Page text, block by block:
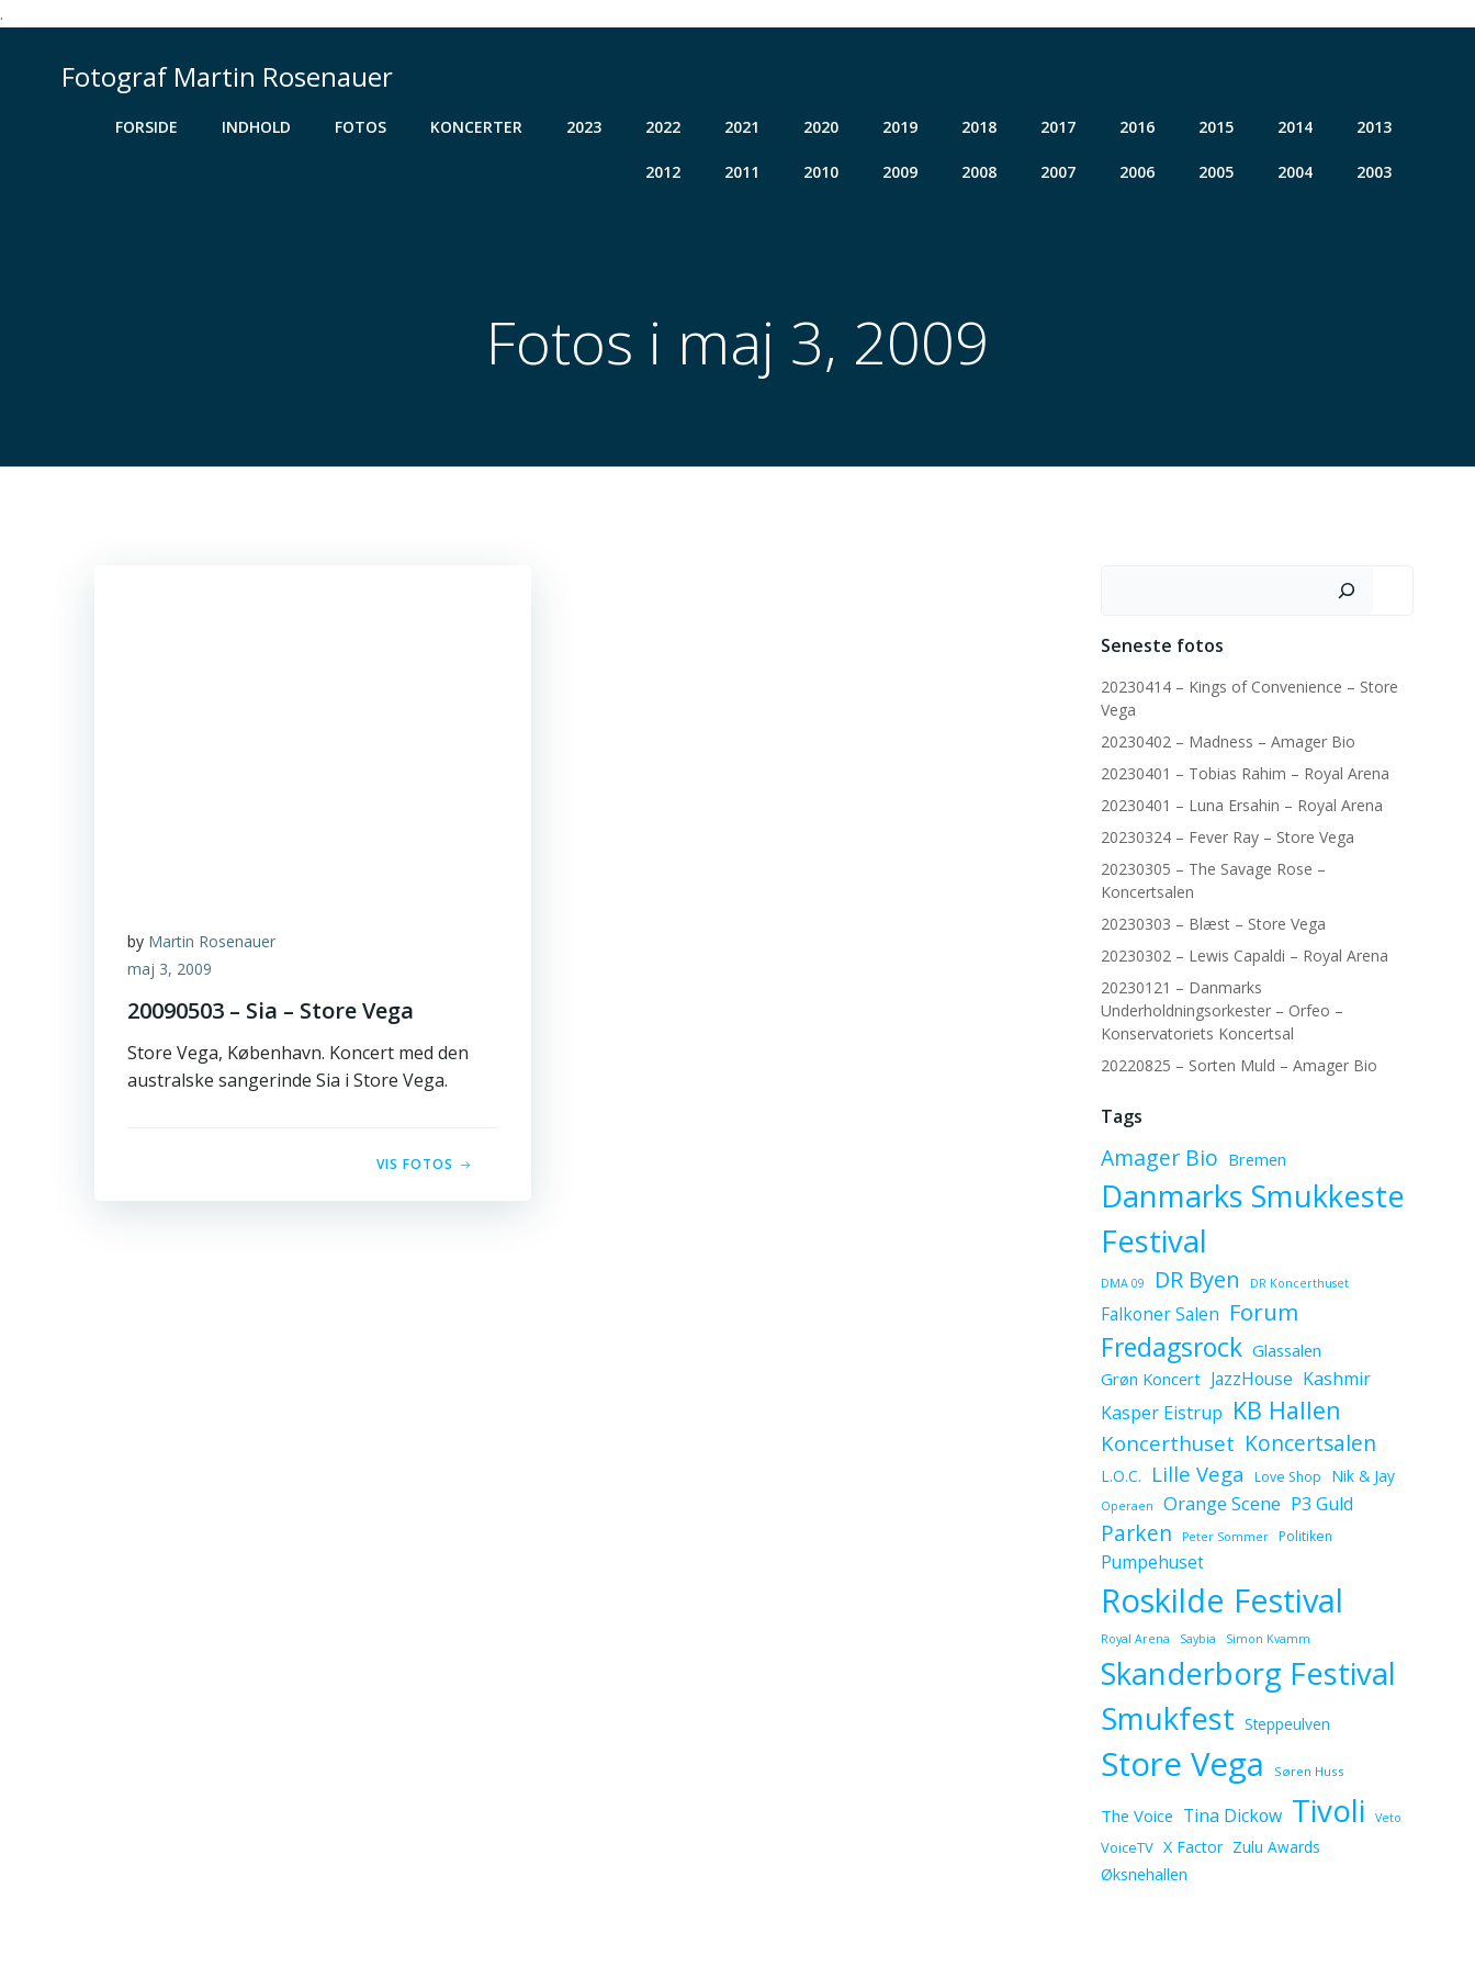
.
Fotograf Martin Rosenauer
FORSIDE INDHOLD FOTOS KONCERTER 2023 2022 2021 2020 2019 2018 2017 2016 2015 2014 2013
2012 2011 2010 2009 2008 2007 2006 2005 2004 2003
Fotos i maj 3, 2009
by Martin Rosenauer
maj 3, 2009
20090503 – Sia – Store Vega
Store Vega, København. Koncert med den
australske sangerinde Sia i Store Vega.
VIS FOTOS
Seneste fotos
20230414 – Kings of Convenience – Store
Vega
20230402 – Madness – Amager Bio
20230401 – Tobias Rahim – Royal Arena
20230401 – Luna Ersahin – Royal Arena
20230324 – Fever Ray – Store Vega
20230305 – The Savage Rose –
Koncertsalen
20230303 – Blæst – Store Vega
20230302 – Lewis Capaldi – Royal Arena
20230121 – Danmarks
Underholdningsorkester – Orfeo –
Konservatoriets Koncertsal
20220825 – Sorten Muld – Amager Bio
Tags
Amager Bio Bremen
Danmarks Smukkeste
Festival
DMA 09 DR Byen DR Koncerthuset
Falkoner Salen Forum
Fredagsrock Glassalen
Grøn Koncert JazzHouse Kashmir
Kasper Eistrup KB Hallen
Koncerthuset Koncertsalen
L.O.C. Lille Vega Love Shop Nik & Jay
Operaen Orange Scene P3 Guld
Parken Peter Sommer Politiken
Pumpehuset
Roskilde Festival
Royal Arena Saybia Simon Kvamm
Skanderborg Festival
Smukfest Steppeulven
Store Vega Søren Huss
The Voice Tina Dickow Tivoli Veto
VoiceTV X Factor Zulu Awards
Øksnehallen